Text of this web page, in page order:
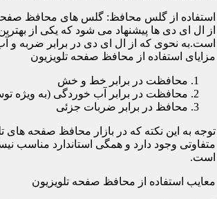
استفاده از گلس محافظ: گلس های محافظ
از ال ای دی ها پیشنهاد می شود که یکی از
است.به نحوی که از ال ای دی در برابر ضربه
مزایای استفاده از محافظ صفحه تلویزیون
محافظت در برابر خط و خش
محافظت در برابر آب خوردگی (به ویژه
محافظ در برابر ضربات جزئی
توجه به این نکته که در بازار محافظ صفحه های
متفاوتی وجود دارد و همگی استاندارد مناسب
است.
معایب استفاده از محافظ صفحه تلویزیون